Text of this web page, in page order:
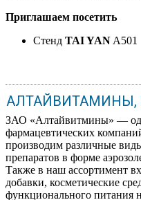
Приглашаем посетить
Стенд TAI YAN A501
АЛТАЙВИТАМИНЫ,
ЗАО «Алтайвитмины» —
фармацевтических
производим различные
препаратов в форме
Также в наш ассортимент
добавки, косметические
функционального питания